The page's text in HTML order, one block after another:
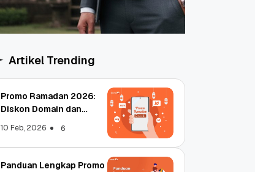
Artikel Trending
Promo Ramadan 2026:
Diskon Domain dan
10 Feb, 2026 6
Panduan Lengkap Promo